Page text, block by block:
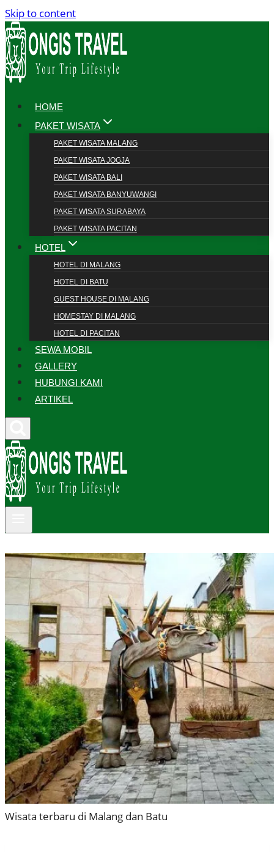
Skip to content
HOME
PAKET WISATA
PAKET WISATA MALANG
PAKET WISATA JOGJA
PAKET WISATA BALI
PAKET WISATA BANYUWANGI
PAKET WISATA SURABAYA
PAKET WISATA PACITAN
HOTEL
HOTEL DI MALANG
HOTEL DI BATU
GUEST HOUSE DI MALANG
HOMESTAY DI MALANG
HOTEL DI PACITAN
SEWA MOBIL
GALLERY
HUBUNGI KAMI
ARTIKEL
Wisata terbaru di Malang dan Batu